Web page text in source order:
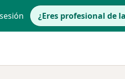
¿Eres profesional de